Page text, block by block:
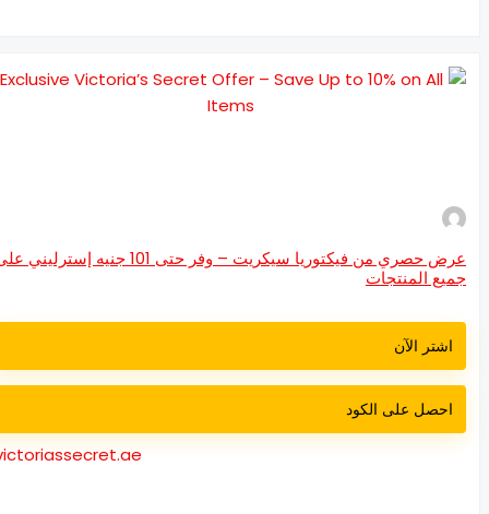
عرض حصري من فيكتوريا سيكريت – وفر حتى 101 جنيه إسترليني على
المنتجات
اشتر الآن
احصل على الكود
victoriassecret.ae